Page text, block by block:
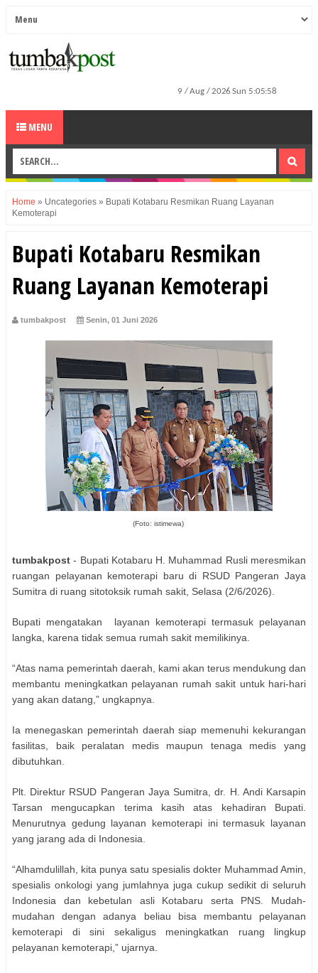
MENU
Home » Uncategories » Bupati Kotabaru Resmikan Ruang Layanan
Kemoterapi
Bupati Kotabaru Resmikan
Ruang Layanan Kemoterapi
tumbakpost Senin, 01 Juni 2026
(Foto: istimewa)
tumbakpost - Bupati Kotabaru H. Muhammad Rusli meresmikan
ruangan pelayanan kemoterapi baru di RSUD Pangeran Jaya
Sumitra di ruang sitotoksik rumah sakit, Selasa (2/6/2026).
Bupati mengatakan layanan kemoterapi termasuk pelayanan
langka, karena tidak semua rumah sakit memilikinya.
“Atas nama pemerintah daerah, kami akan terus mendukung dan
membantu meningkatkan pelayanan rumah sakit untuk hari-hari
yang akan datang,” ungkapnya.
Ia menegaskan pemerintah daerah siap memenuhi kekurangan
fasilitas, baik peralatan medis maupun tenaga medis yang
dibutuhkan.
Plt. Direktur RSUD Pangeran Jaya Sumitra, dr. H. Andi Karsapin
Tarsan mengucapkan terima kasih atas kehadiran Bupati.
Menurutnya gedung layanan kemoterapi ini termasuk layanan
yang jarang ada di Indonesia.
“Alhamdulillah, kita punya satu spesialis dokter Muhammad Amin,
spesialis onkologi yang jumlahnya juga cukup sedikit di seluruh
Indonesia dan kebetulan asli Kotabaru serta PNS. Mudah-
mudahan dengan adanya beliau bisa membantu pelayanan
kemoterapi di sini sekaligus meningkatkan ruang lingkup
pelayanan kemoterapi,” ujarnya.